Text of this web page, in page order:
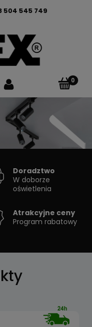
504 545 749
SZYNOWE
Doradztwo
W doborze
oświetlenia
Atrakcyjne ceny
Program rabatowy